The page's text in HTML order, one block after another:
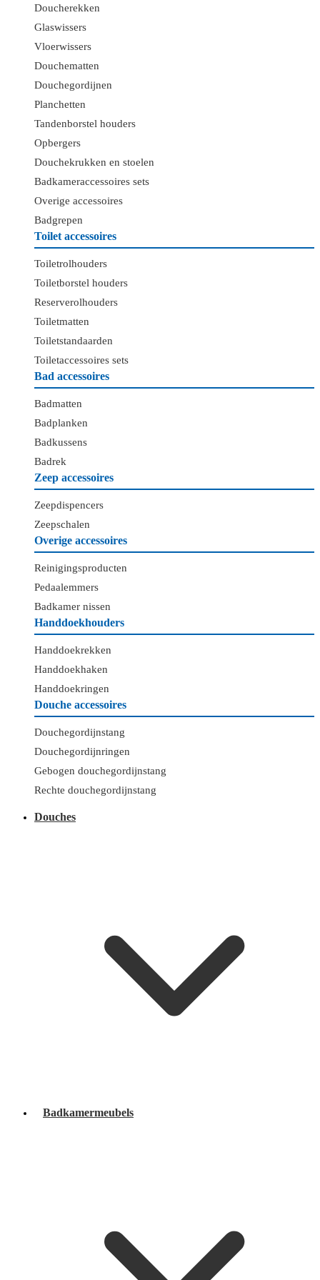
Doucherekken
Glaswissers
Vloerwissers
Douchematten
Douchegordijnen
Planchetten
Tandenborstel houders
Opbergers
Douchekrukken en stoelen
Badkameraccessoires sets
Overige accessoires
Badgrepen
Toilet accessoires
Toiletrolhouders
Toiletborstel houders
Reserverolhouders
Toiletmatten
Toiletstandaarden
Toiletaccessoires sets
Bad accessoires
Badmatten
Badplanken
Badkussens
Badrek
Zeep accessoires
Zeepdispencers
Zeepschalen
Overige accessoires
Reinigingsproducten
Pedaalemmers
Badkamer nissen
Handdoekhouders
Handdoekrekken
Handdoekhaken
Handdoekringen
Douche accessoires
Douchegordijnstang
Douchegordijnringen
Gebogen douchegordijnstang
Rechte douchegordijnstang
Douches
Badkamermeubels